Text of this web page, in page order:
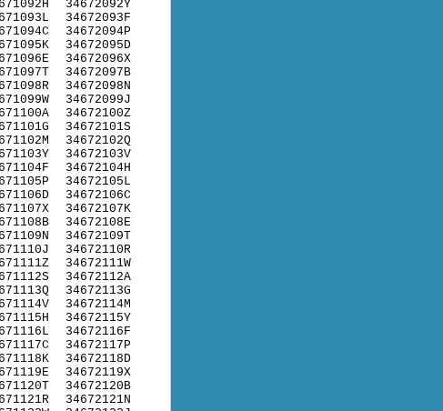
34672092Y
34672093F
34672094P
34672095D
34672096X
34672097B
34672098N
34672099J
34672100Z
34672101S
34672102Q
34672103V
34672104H
34672105L
34672106C
34672107K
34672108E
34672109T
34672110R
34672111W
34672112A
34672113G
34672114M
34672115Y
34672116F
34672117P
34672118D
34672119X
34672120B
34672121N